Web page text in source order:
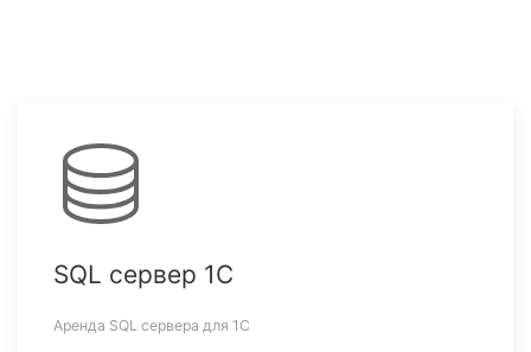
SQL сервер 1С
Аренда SQL сервера для 1С